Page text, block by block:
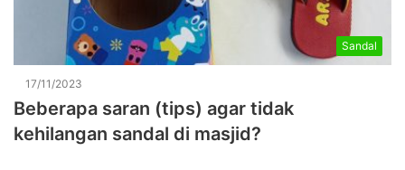
Sandal
17/11/2023
Beberapa saran (tips) agar tidak
kehilangan sandal di masjid?